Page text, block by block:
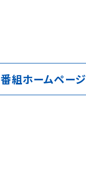
番組ホームページ